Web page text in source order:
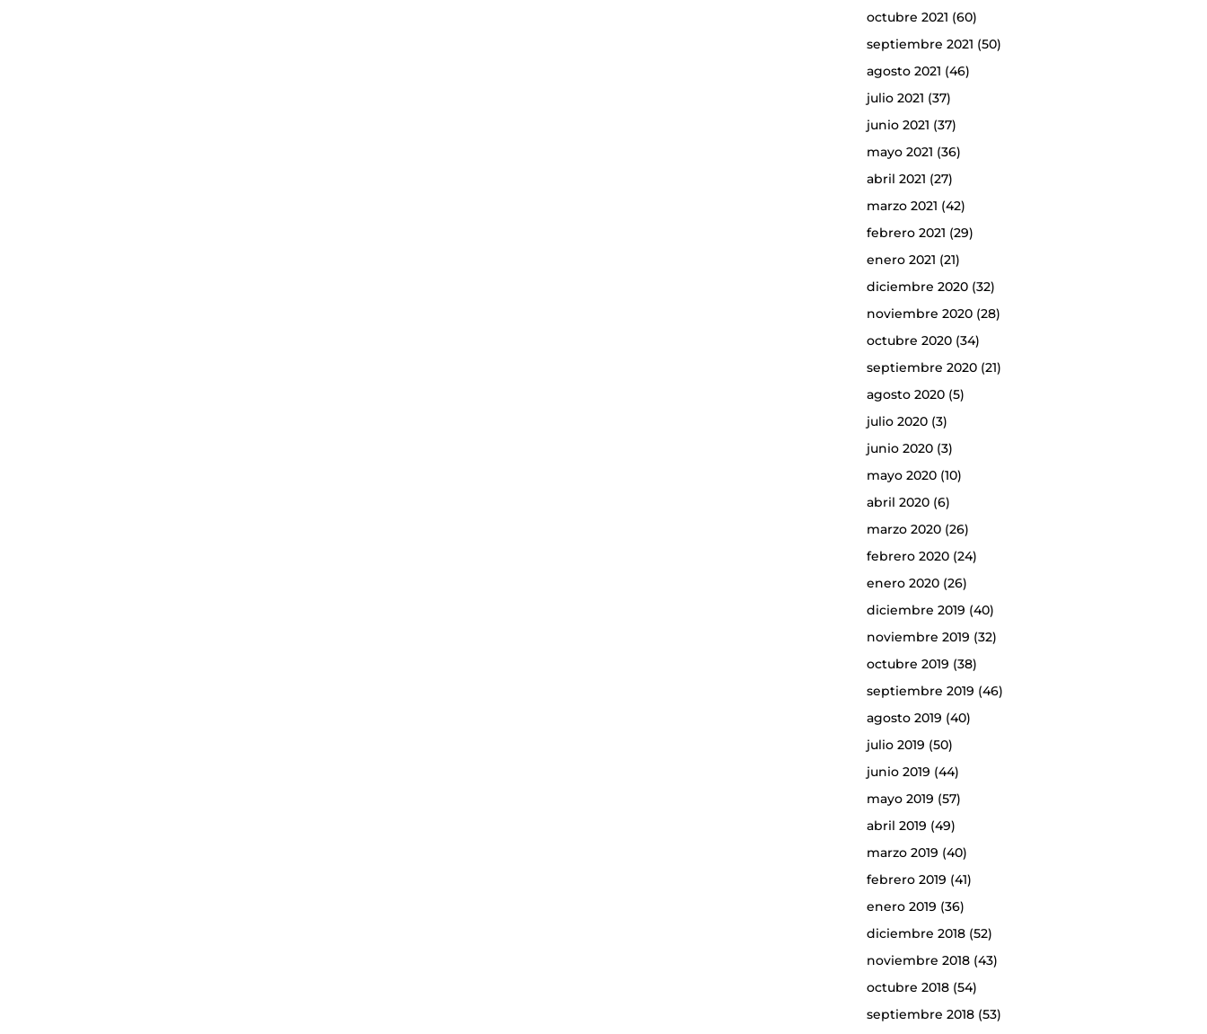
octubre 2021 (60)
septiembre 2021 (50)
agosto 2021 (46)
julio 2021 (37)
junio 2021 (37)
mayo 2021 (36)
abril 2021 (27)
marzo 2021 (42)
febrero 2021 (29)
enero 2021 (21)
diciembre 2020(32)
noviembre 2020(28)
octubre 2020(34)
septiembre 2020(21)
agosto 2020(5)
julio 2020(3)
junio 2020(3)
mayo 2020(10)
abril 2020(6)
marzo 2020(26)
febrero 2020(24)
enero 2020(26)
diciembre 2019 (40)
noviembre 2019 (32)
octubre 2019 (38)
septiembre 2019 (46)
agosto 2019 (40)
julio 2019 (50)
junio 2019 (44)
mayo 2019 (57)
abril 2019 (49)
marzo 2019 (40)
febrero 2019 (41)
enero 2019 (36)
diciembre 2018(52)
noviembre 2018(43)
octubre 2018(54)
septiembre 2018(53)